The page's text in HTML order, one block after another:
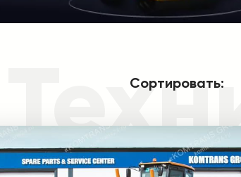
Сортировать: